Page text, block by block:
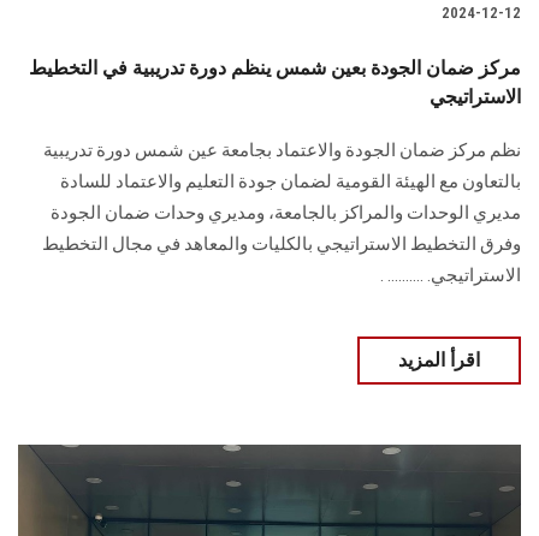
2024-12-12
مركز ضمان الجودة بعين شمس ينظم دورة تدريبية في التخطيط
الاستراتيجي
نظم مركز ضمان الجودة والاعتماد بجامعة عين شمس دورة تدريبية
بالتعاون مع الهيئة القومية ‏لضمان جودة التعليم والاعتماد للسادة
مديري الوحدات والمراكز بالجامعة، ومديري وحدات ‏ضمان الجودة
وفرق التخطيط الاستراتيجي بالكليات والمعاهد في مجال التخطيط
الاستراتيجي‎.‎ .......... .
اقرأ المزيد